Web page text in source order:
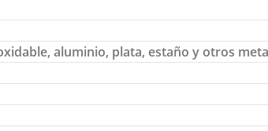
aluminio, plata, estaño y otros